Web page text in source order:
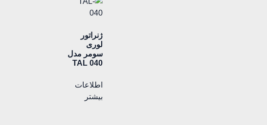
ژنراتور
لوری
سومر مدل
TAL 040
اطلاعات
بیشتر